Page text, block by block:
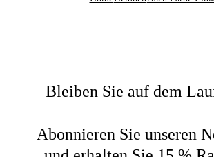
Bleiben Sie auf dem
Abonnieren Sie unseren